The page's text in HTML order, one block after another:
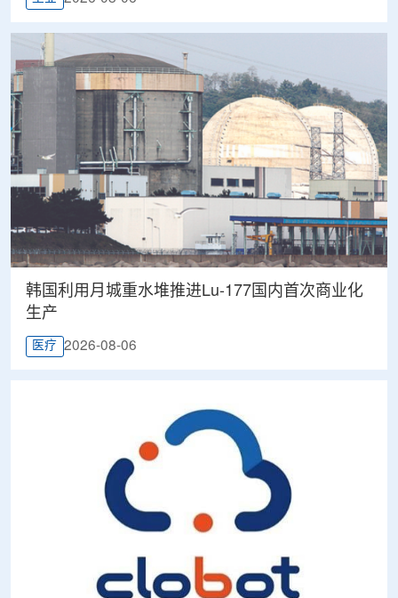
韩国利用月城重水堆推进Lu-177国内首次商业化
生产
医疗 2026-08-06